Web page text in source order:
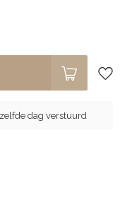
dag verstuurd